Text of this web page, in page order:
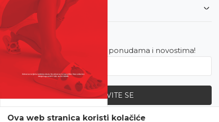
SVE UPOLA CIJENE!
Korisnički servis
Newsletter
Budite u toku sa najnovijim ponudama i novostima!
PRIJAVITE SE
Ova web stranica koristi kolačiće